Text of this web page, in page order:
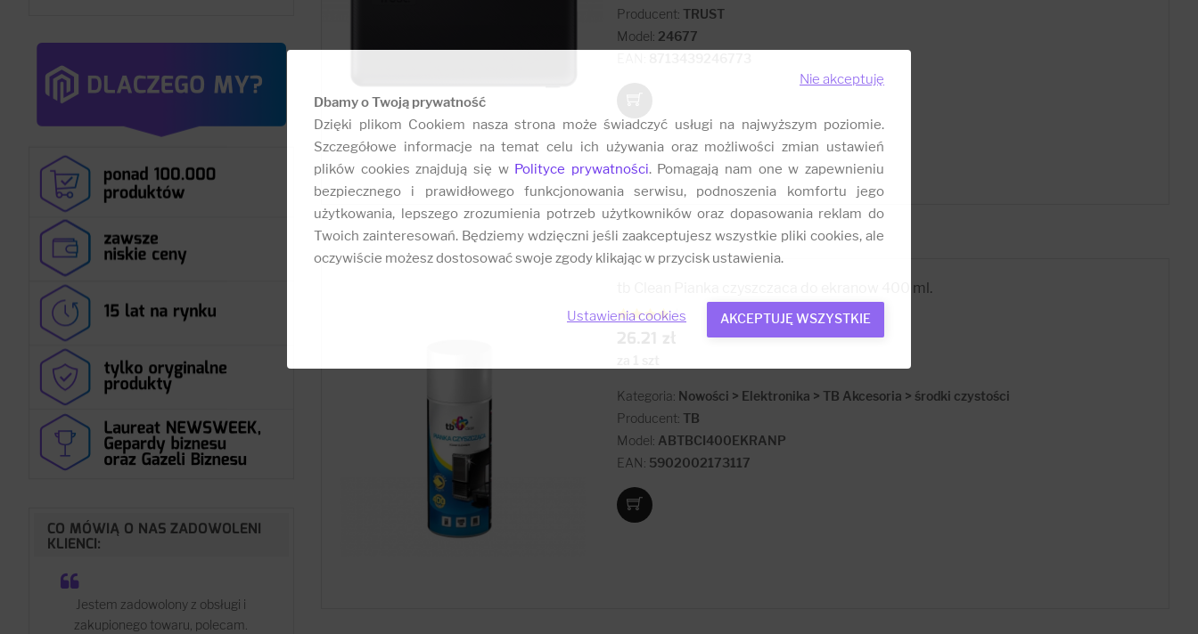
CO MÓWIĄ O NAS ZADOWOLENI
KLIENCI:
Jestem zadowolony z obsługi i
zakupionego towaru, polecam.
Producent: TRUST
Model: 24677
tb Clean Pianka czyszczaca do ekranow 400 ml.
Kategoria: Nowości > Elektronika > TB Akcesoria > środki czystości
Producent: TB
Model: ABTBCI400EKRANP
EAN: 5902002173117
Nie akceptuję
Dbamy o Twoją prywatność
Dzięki plikom Cookiem nasza strona może świadczyć usługi na najwyższym poziomie.
Szczegółowe informacje na temat celu ich używania oraz możliwości zmian ustawień
plików cookies znajdują się w Polityce prywatności. Pomagają nam one w zapewnieniu
bezpiecznego i prawidłowego funkcjonowania serwisu, podnoszenia komfortu jego
użytkowania, lepszego zrozumienia potrzeb użytkowników oraz dopasowania reklam do
Twoich zainteresowań. Będziemy wdzięczni jeśli zaakceptujesz wszystkie pliki cookies, ale
oczywiście możesz dostosować swoje zgody klikając w przycisk ustawienia.
Ustawienia cookies AKCEPTUJĘ WSZYSTKIE